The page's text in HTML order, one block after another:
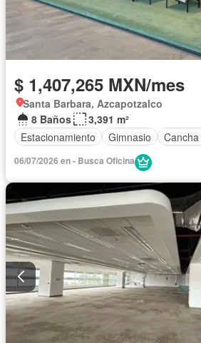
$ 1,407,265 MXN/mes
Santa Barbara, Azcapotzalco
8 Baños
3,391 m²
Estacionamiento
Gimnasio
06/07/2026 en - Busca Oficina